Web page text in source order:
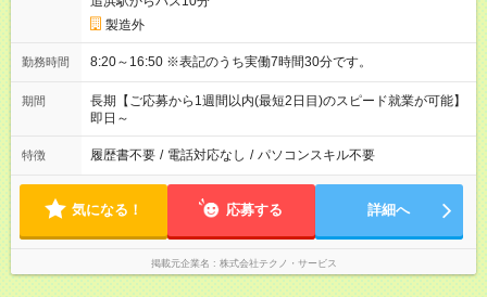
製造外
勤務時間 8:20～16:50 ※表記のうち実働7時間30分です。
期間
長期【ご応募から1週間以内(最短2日目)のスピード就業が可能】
即日～
特徴 履歴書不要 / 電話対応なし / パソコンスキル不要
気になる！ 応募する 詳細へ
掲載元企業名 株式会社テクノ・サービス